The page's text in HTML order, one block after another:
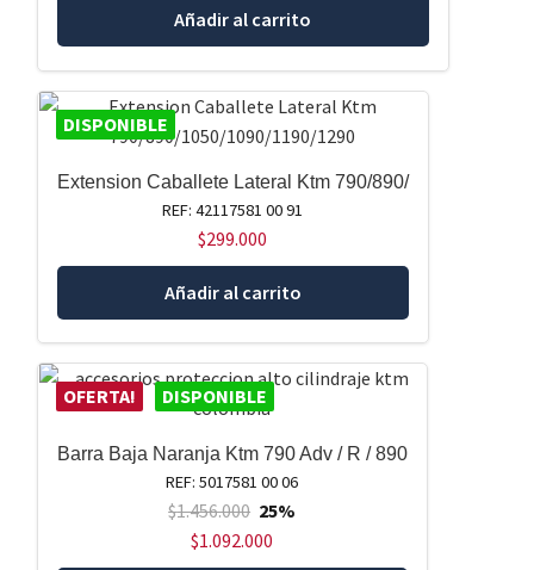
Añadir al carrito
DISPONIBLE
Extension Caballete Lateral Ktm 790/890/
REF: 42117581 00 91
$299.000
Añadir al carrito
OFERTA! DISPONIBLE
Barra Baja Naranja Ktm 790 Adv / R / 890
REF: 5017581 00 06
$1.456.000 25%
$1.092.000